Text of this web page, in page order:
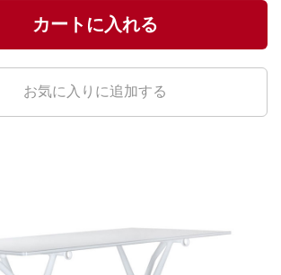
お気に入りに追加する